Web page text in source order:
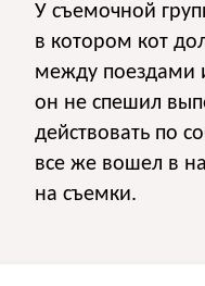
У съемочной
в котором кот
между поездами
он не спешил
действовать по
все же вошел в
на съемки.